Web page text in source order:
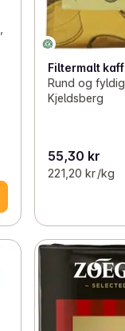
Filtermalt
Rund og
Kjeldsberg
55,30 kr
221,20 kr /kg